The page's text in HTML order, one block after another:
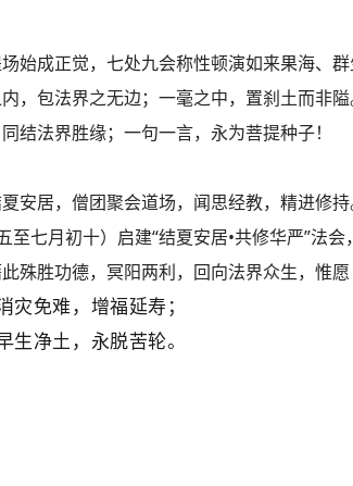
始成正觉，七处九会称性顿演如来果海、
，包法界之无边；一毫之中，置刹土而非
结法界胜缘；一句一言，永为菩提种子！
安居，僧团聚会道场，闻思经教，精进修
七月初十）启建“结夏安居•共修华严”法
殊胜功德，冥阳两利，回向法界众生，惟愿
灾免难，增福延寿；
生净土，永脱苦轮。